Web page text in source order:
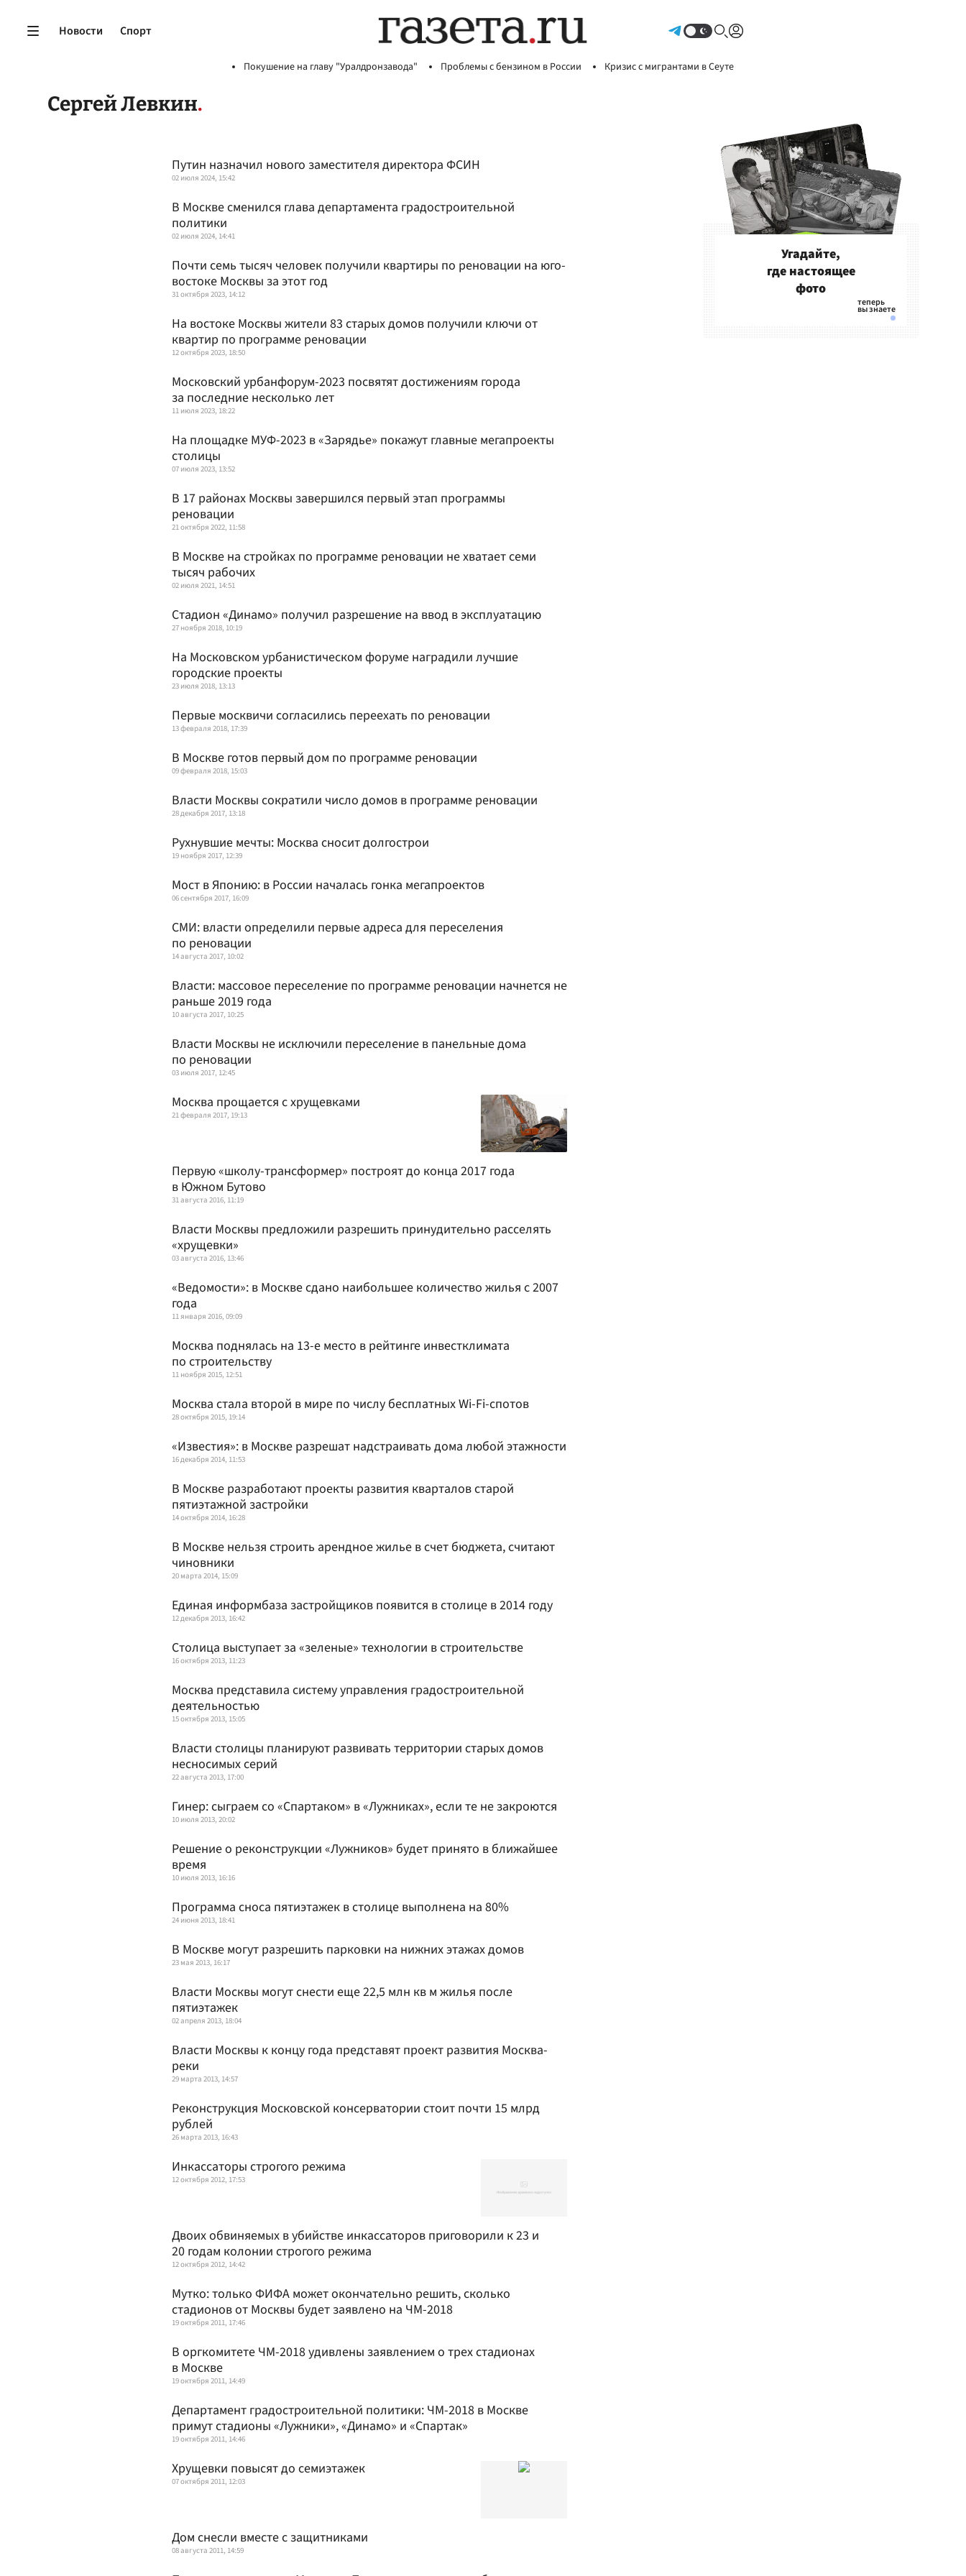
Новости Спорт
Покушение на главу "Уралдронзавода" Проблемы с бензином в России Кризис с мигрантами в Сеуте
Сергей Левкин
Путин назначил нового заместителя директора ФСИН
02 июля 2024, 15:42
В Москве сменился глава департамента градостроительной
политики
02 июля 2024, 14:41
Почти семь тысяч человек получили квартиры по реновации на юго-
востоке Москвы за этот год
31 октября 2023, 14:12
На востоке Москвы жители 83 старых домов получили ключи от
квартир по программе реновации
12 октября 2023, 18:50
Московский урбанфорум-2023 посвятят достижениям города
за последние несколько лет
11 июля 2023, 18:22
На площадке МУФ-2023 в «Зарядье» покажут главные мегапроекты
столицы
07 июля 2023, 13:52
В 17 районах Москвы завершился первый этап программы
реновации
21 октября 2022, 11:58
В Москве на стройках по программе реновации не хватает семи
тысяч рабочих
02 июля 2021, 14:51
Стадион «Динамо» получил разрешение на ввод в эксплуатацию
27 ноября 2018, 10:19
На Московском урбанистическом форуме наградили лучшие
городские проекты
23 июля 2018, 13:13
Первые москвичи согласились переехать по реновации
13 февраля 2018, 17:39
В Москве готов первый дом по программе реновации
09 февраля 2018, 15:03
Власти Москвы сократили число домов в программе реновации
28 декабря 2017, 13:18
Рухнувшие мечты: Москва сносит долгострои
19 ноября 2017, 12:39
Мост в Японию: в России началась гонка мегапроектов
06 сентября 2017, 16:09
СМИ: власти определили первые адреса для переселения
по реновации
14 августа 2017, 10:02
Власти: массовое переселение по программе реновации начнется не
раньше 2019 года
10 августа 2017, 10:25
Власти Москвы не исключили переселение в панельные дома
по реновации
03 июля 2017, 12:45
Москва прощается с хрущевками
21 февраля 2017, 19:13
Первую «школу-трансформер» построят до конца 2017 года
в Южном Бутово
31 августа 2016, 11:19
Власти Москвы предложили разрешить принудительно расселять
«хрущевки»
03 августа 2016, 13:46
«Ведомости»: в Москве сдано наибольшее количество жилья с 2007
года
11 января 2016, 09:09
Москва поднялась на 13-е место в рейтинге инвестклимата
по строительству
11 ноября 2015, 12:51
Москва стала второй в мире по числу бесплатных Wi-Fi-спотов
28 октября 2015, 19:14
«Известия»: в Москве разрешат надстраивать дома любой этажности
16 декабря 2014, 11:53
В Москве разработают проекты развития кварталов старой
пятиэтажной застройки
14 октября 2014, 16:28
В Москве нельзя строить арендное жилье в счет бюджета, считают
чиновники
20 марта 2014, 15:09
Единая информбаза застройщиков появится в столице в 2014 году
12 декабря 2013, 16:42
Столица выступает за «зеленые» технологии в строительстве
16 октября 2013, 11:23
Москва представила систему управления градостроительной
деятельностью
15 октября 2013, 15:05
Власти столицы планируют развивать территории старых домов
несносимых серий
22 августа 2013, 17:00
Гинер: сыграем со «Спартаком» в «Лужниках», если те не закроются
10 июля 2013, 20:02
Решение о реконструкции «Лужников» будет принято в ближайшее
время
10 июля 2013, 16:16
Программа сноса пятиэтажек в столице выполнена на 80%
24 июня 2013, 18:41
В Москве могут разрешить парковки на нижних этажах домов
23 мая 2013, 16:17
Власти Москвы могут снести еще 22,5 млн кв м жилья после
пятиэтажек
02 апреля 2013, 18:04
Власти Москвы к концу года представят проект развития Москва-
реки
29 марта 2013, 14:57
Реконструкция Московской консерватории стоит почти 15 млрд
рублей
26 марта 2013, 16:43
Инкассаторы строгого режима
12 октября 2012, 17:53
Двоих обвиняемых в убийстве инкассаторов приговорили к 23 и
20 годам колонии строгого режима
12 октября 2012, 14:42
Мутко: только ФИФА может окончательно решить, сколько
стадионов от Москвы будет заявлено на ЧМ-2018
19 октября 2011, 17:46
В оргкомитете ЧМ-2018 удивлены заявлением о трех стадионах
в Москве
19 октября 2011, 14:49
Департамент градостроительной политики: ЧМ-2018 в Москве
примут стадионы «Лужники», «Динамо» и «Спартак»
19 октября 2011, 14:46
Хрущевки повысят до семиэтажек
07 октября 2011, 12:03
Дом снесли вместе с защитниками
08 августа 2011, 14:59
Угадайте,
где настоящее
фото